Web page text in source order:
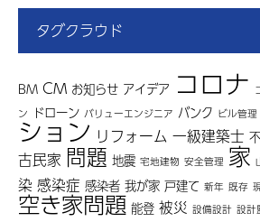
タグクラウド
BM CM お知らせ アイデア コロナ
ン ドローン バリューエンジニア バンク ビル管理
ション リフォーム 一級建築士
古民家 問題 地震 宅地建物 安全管理 家
染 感染症 感染者 我が家 戸建て 新年 既存
空き家問題 能登 被災 設備設計 設計